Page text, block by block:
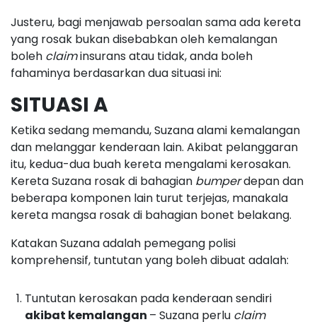
Justeru, bagi menjawab persoalan sama ada kereta
yang rosak bukan disebabkan oleh kemalangan
boleh claiminsurans atau tidak, anda boleh
fahaminya berdasarkan dua situasi ini:
SITUASI A
Ketika sedang memandu, Suzana alami kemalangan
dan melanggar kenderaan lain. Akibat pelanggaran
itu, kedua-dua buah kereta mengalami kerosakan.
Kereta Suzana rosak di bahagian bumperdepan dan
beberapa komponen lain turut terjejas, manakala
kereta mangsa rosak di bahagian bonet belakang.
Katakan Suzana adalah pemegang polisi
komprehensif, tuntutan yang boleh dibuat adalah:
Tuntutan kerosakan pada kenderaan sendiri
akibat kemalangan – Suzana perlu claim